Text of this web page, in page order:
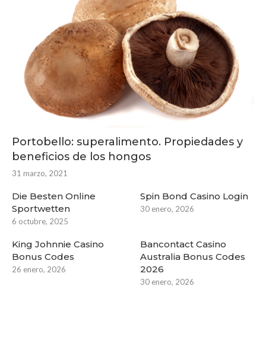
Portobello: superalimento. Propiedades y
beneficios de los hongos
31 marzo, 2021
Die Besten Online
Sportwetten
6 octubre, 2025
Spin Bond Casino Login
30 enero, 2026
King Johnnie Casino
Bonus Codes
26 enero, 2026
Bancontact Casino
Australia Bonus Codes
2026
30 enero, 2026